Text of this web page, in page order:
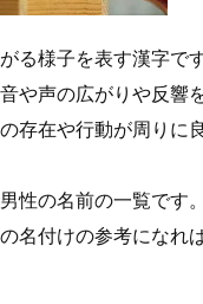
る様子を表す漢字です
や声の広がりや反響
存在や行動が周り
性の名前の一覧です。
名付けの参考になれ